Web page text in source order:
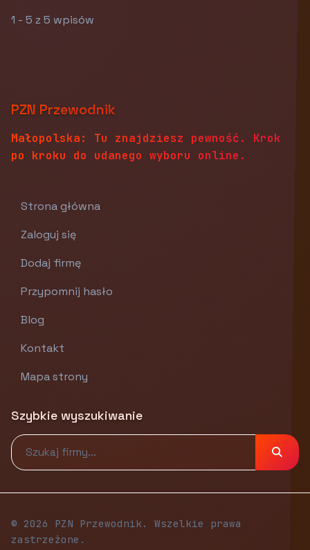
1 - 5 z 5 wpisów
PZN Przewodnik
Małopolska: Tu znajdziesz pewność. Krok
po kroku do udanego wyboru online.
Strona główna
Zaloguj się
Dodaj firmę
Przypomnij hasło
Blog
Kontakt
Mapa strony
Szybkie wyszukiwanie
© 2026 PZN Przewodnik. Wszelkie prawa
zastrzeżone.